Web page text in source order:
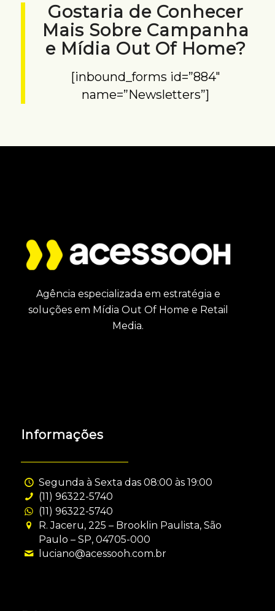
Gostaria de Conhecer
Mais Sobre Campanha
e Mídia Out Of Home?
[inbound_forms id=”884″
name=”Newsletters”]
Agência especializada em estratégia e
soluções em Mídia Out Of Home e Retail
Media.
Informações
Segunda à Sexta das 08:00 às 19:00
(11) 96322-5740
(11) 96322-5740
R. Jaceru, 225 – Brooklin Paulista, São
Paulo – SP, 04705-000
luciano@acessooh.com.br